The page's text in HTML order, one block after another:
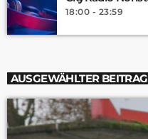
18:00 - 23:59
AUSGEWÄHLTER BEITRAG